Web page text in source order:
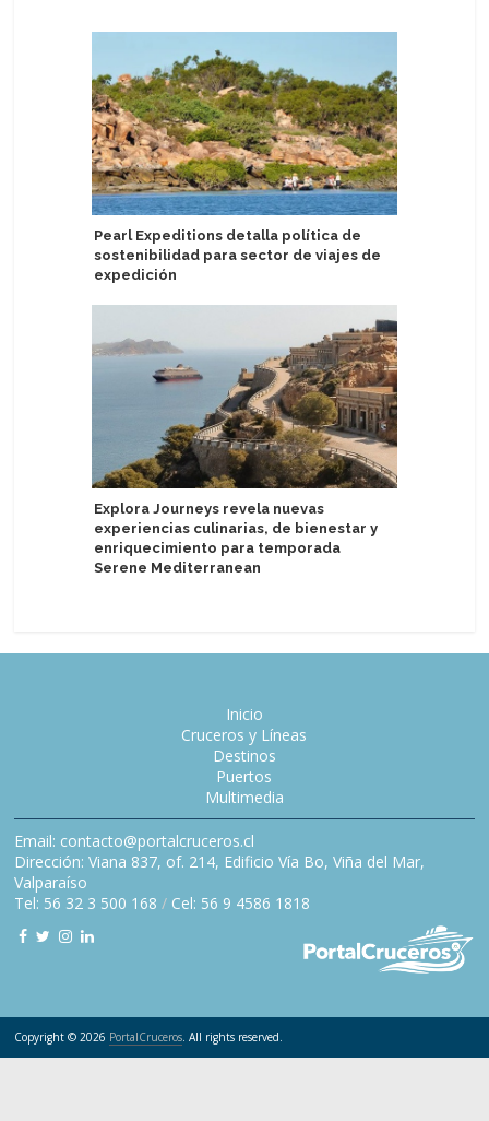
Pearl Expeditions detalla política de
sostenibilidad para sector de viajes de
expedición
Explora Journeys revela nuevas
experiencias culinarias, de bienestar y
enriquecimiento para temporada
Serene Mediterranean
Inicio
Cruceros y Líneas
Destinos
Puertos
Multimedia
Email: contacto@portalcruceros.cl
Dirección: Viana 837, of. 214, Edificio Vía Bo, Viña del Mar,
Valparaíso
Tel: 56 32 3 500 168 / Cel: 56 9 4586 1818
Copyright © 2026 PortalCruceros. All rights reserved.